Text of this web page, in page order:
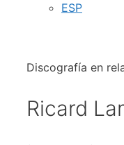
ESP
Discografía en
Ricard